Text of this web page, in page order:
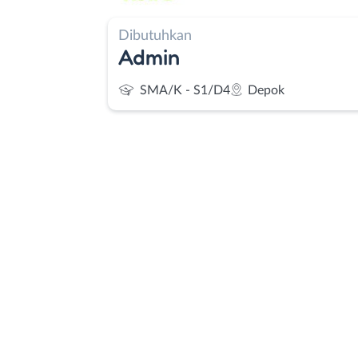
Dibutuhkan
Admin
SMA/K - S1/D4 Depok